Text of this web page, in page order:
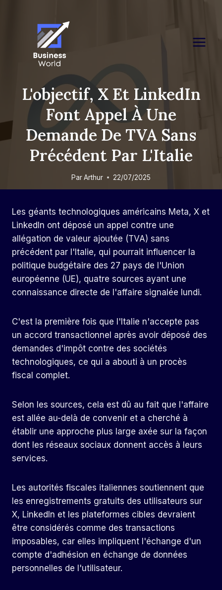
L'objectif, X Et LinkedIn
Font Appel À Une
Demande De TVA Sans
Précédent Par L'Italie
ParArthur 22/07/2025
Les géants technologiques américains Meta, X et
LinkedIn ont déposé un appel contre une
allégation de valeur ajoutée (TVA) sans
précédent par l'Italie, qui pourrait influencer la
politique budgétaire des 27 pays de l'Union
européenne (UE), quatre sources ayant une
connaissance directe de l'affaire signalée lundi.
C'est la première fois que l'Italie n'accepte pas
un accord transactionnel après avoir déposé des
demandes d'impôt contre des sociétés
technologiques, ce qui a abouti à un procès
fiscal complet.
Selon les sources, cela est dû au fait que l'affaire
est allée au-delà de convenir et a cherché à
établir une approche plus large axée sur la façon
dont les réseaux sociaux donnent accès à leurs
services.
Les autorités fiscales italiennes soutiennent que
les enregistrements gratuits des utilisateurs sur
X, LinkedIn et les plateformes cibles devraient
être considérés comme des transactions
imposables, car elles impliquent l'échange d'un
compte d'adhésion en échange de données
personnelles de l'utilisateur.